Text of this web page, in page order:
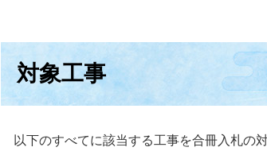
対象工事
以下のすべてに該当する工事を合冊入札の対